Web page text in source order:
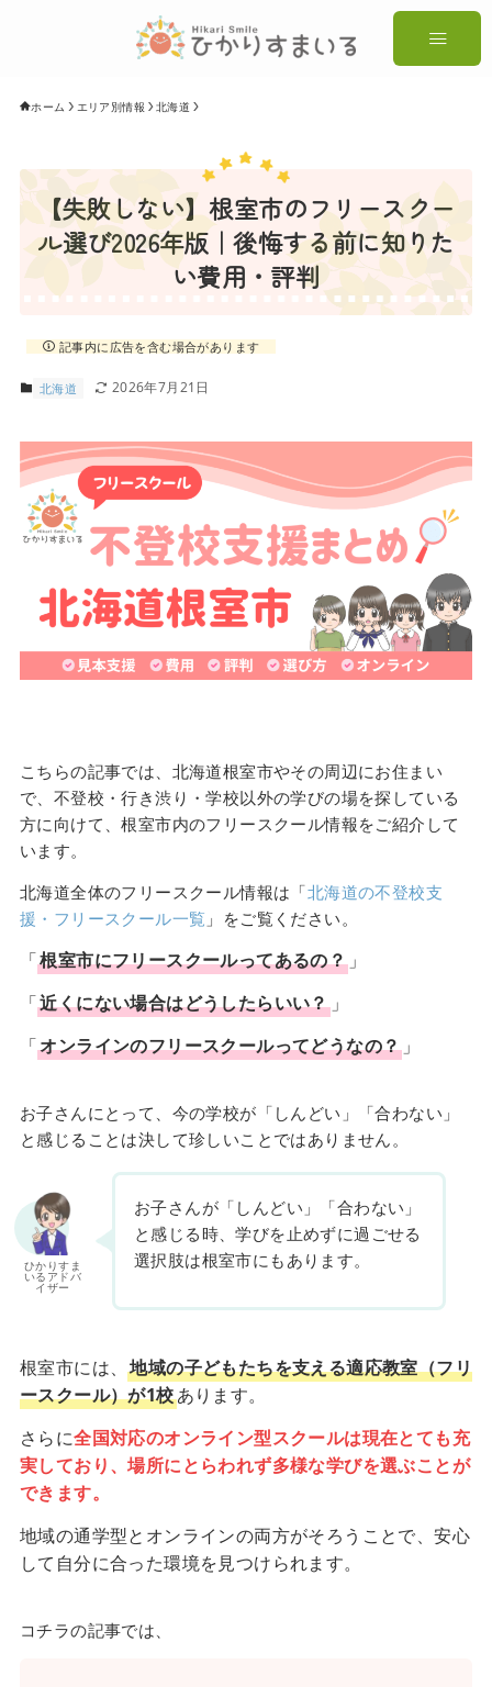
ホーム エリア別情報 北海道
【失敗しない】根室市のフリースクー
ル選び2026年版｜後悔する前に知りた
い費用・評判
記事内に広告を含む場合があります
北海道 2026年7月21日
こちらの記事では、北海道根室市やその周辺にお住まい
で、不登校・行き渋り・学校以外の学びの場を探している
方に向けて、根室市内のフリースクール情報をご紹介して
います。
北海道全体のフリースクール情報は「北海道の不登校支
援・フリースクール一覧 」をご覧ください。
「根室市にフリースクールってあるの？ 」
「近くにない場合はどうしたらいい？」
「オンラインのフリースクールってどうなの？ 」
お子さんにとって、今の学校が「しんどい」「合わない」
と感じることは決して珍しいことではありません。
ひかりすま
いるアドバ
イザー
お子さんが「しんどい」「合わない」
と感じる時、学びを止めずに過ごせる
選択肢は根室市にもあります。
根室市には、地域の子どもたちを支える適応教室（フリ
ースクール）が1校あります。
さらに全国対応のオンライン型スクールは現在とても充
実しており、場所にとらわれず多様な学びを選ぶことが
できます。
地域の通学型とオンラインの両方がそろうことで、安心
して自分に合った環境を見つけられます。
コチラの記事では、